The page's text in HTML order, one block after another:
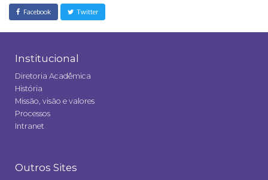
Facebook Twitter
Institucional
Diretoria Acadêmica
História
Missão, visão e valores
Processos
Intranet
Outros Sites